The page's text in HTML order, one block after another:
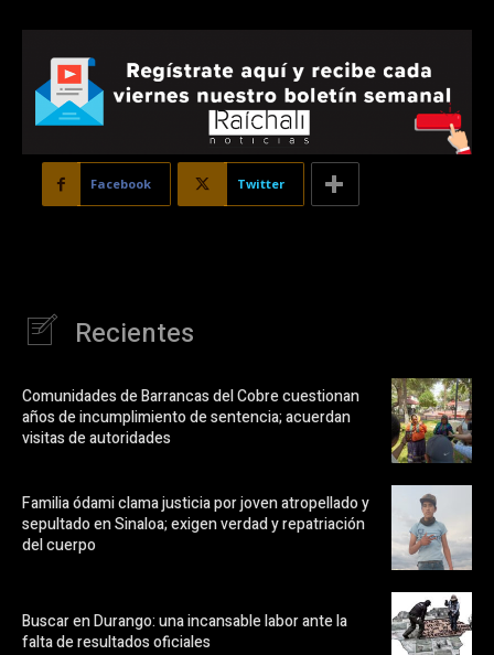
Facebook Twitter
Recientes
Comunidades de Barrancas del Cobre cuestionan
años de incumplimiento de sentencia; acuerdan
visitas de autoridades
Familia ódami clama justicia por joven atropellado y
sepultado en Sinaloa; exigen verdad y repatriación
del cuerpo
Buscar en Durango: una incansable labor ante la
falta de resultados oficiales